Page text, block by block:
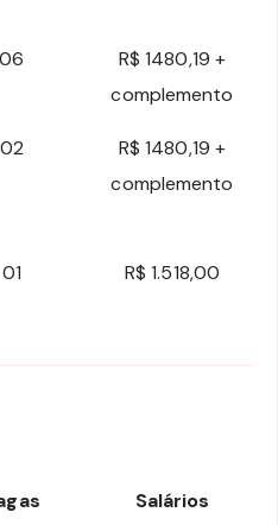
06
R$ 1480,19 +
complemento
02
R$ 1480,19 +
complemento
01 R$ 1.518,00
Salários